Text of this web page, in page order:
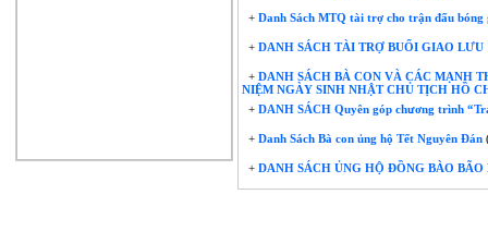
+ Danh Sách MTQ tài trợ cho trận đấu bóng
+ DANH SÁCH TÀI TRỢ BUỔI GIAO LƯU
+ DANH SÁCH BÀ CON VÀ CÁC MẠNH
NIỆM NGÀY SINH NHẬT CHỦ TỊCH HỒ
+ DANH SÁCH Quyên góp chương trình
+ Danh Sách Bà con ủng hộ Tết Nguyên Đán
+ DANH SÁCH ỦNG HỘ ĐỒNG BÀO BÃO